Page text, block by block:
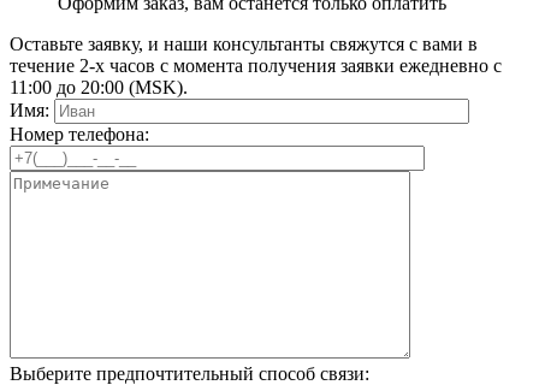
Оставьте заявку, и наши консультанты свяжутся с вами в
течение 2-х часов с момента получения заявки ежедневно с
11:00 до 20:00 (MSK).
Имя:
Номер телефона:
Выберите предпочтительный способ связи: